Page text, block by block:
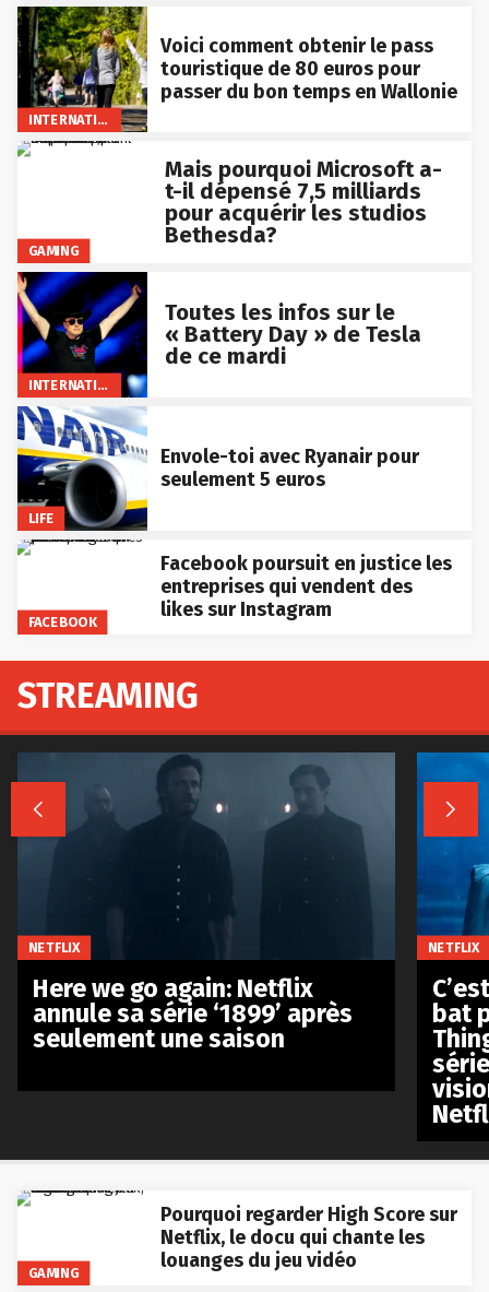
INTERNATIONAL
Voici comment obtenir le pass
touristique de 80 euros pour
passer du bon temps en Wallonie
GAMING
Mais pourquoi Microsoft a-
t-il dépensé 7,5 milliards
pour acquérir les studios
Bethesda?
INTERNATIONAL
Toutes les infos sur le
« Battery Day » de Tesla
de ce mardi
LIFE
Envole-toi avec Ryanair pour
seulement 5 euros
FACEBOOK
Facebook poursuit en justice les
entreprises qui vendent des
likes sur Instagram
GAMING
Pourquoi regarder High Score sur
Netflix, le docu qui chante les
louanges du jeu vidéo
STREAMING
 
NETFLIX
Here we go again: Netflix
annule sa série ‘1899’ après
seulement une saison
NETFLIX
bat